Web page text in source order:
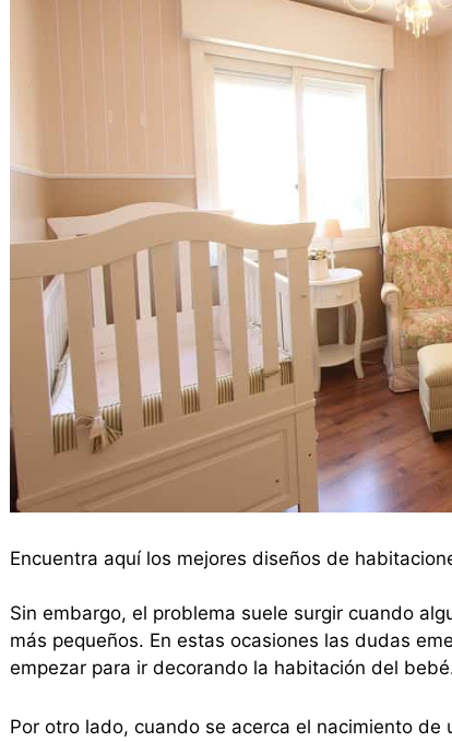
Encuentra aquí los mejores diseños de
Sin embargo, el problema suele surgir cuando
más pequeños. En estas ocasiones las dudas
empezar para ir decorando la habitación del
Por otro lado, cuando se acerca el nacimiento